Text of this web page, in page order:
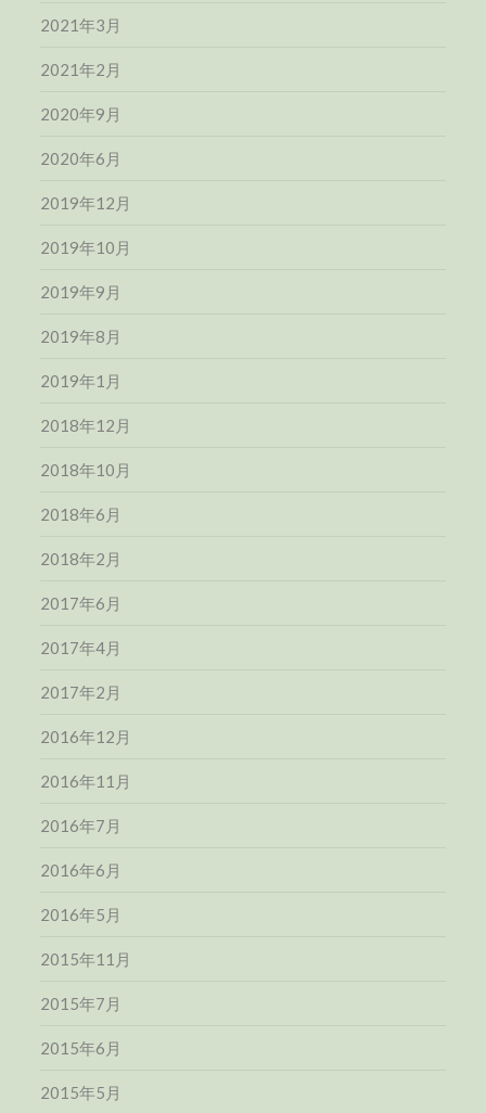
2021年3月
2021年2月
2020年9月
2020年6月
2019年12月
2019年10月
2019年9月
2019年8月
2019年1月
2018年12月
2018年10月
2018年6月
2018年2月
2017年6月
2017年4月
2017年2月
2016年12月
2016年11月
2016年7月
2016年6月
2016年5月
2015年11月
2015年7月
2015年6月
2015年5月